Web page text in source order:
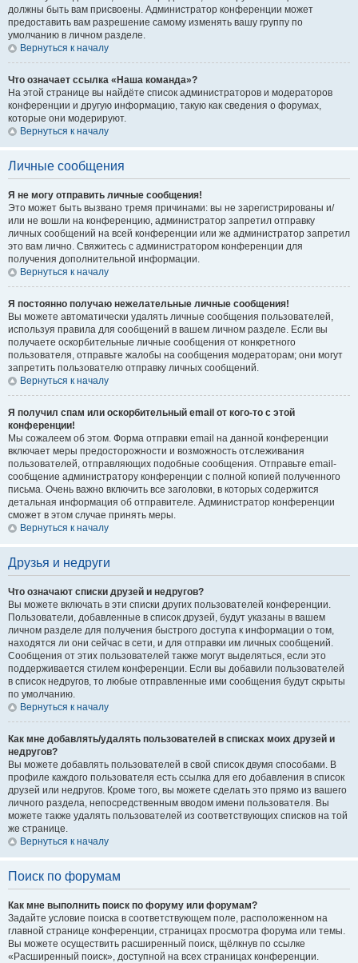
должны быть вам присвоены. Администратор конференции может
предоставить вам разрешение самому изменять вашу группу по
умолчанию в личном разделе.
Вернуться к началу
Что означает ссылка «Наша команда»?
На этой странице вы найдёте список администраторов и модераторов
конференции и другую информацию, такую как сведения о форумах,
которые они модерируют.
Вернуться к началу
Личные сообщения
Я не могу отправить личные сообщения!
Это может быть вызвано тремя причинами: вы не зарегистрированы и/
или не вошли на конференцию, администратор запретил отправку
личных сообщений на всей конференции или же администратор запретил
это вам лично. Свяжитесь с администратором конференции для
получения дополнительной информации.
Вернуться к началу
Я постоянно получаю нежелательные личные сообщения!
Вы можете автоматически удалять личные сообщения пользователей,
используя правила для сообщений в вашем личном разделе. Если вы
получаете оскорбительные личные сообщения от конкретного
пользователя, отправьте жалобы на сообщения модераторам; они могут
запретить пользователю отправку личных сообщений.
Вернуться к началу
Я получил спам или оскорбительный email от кого-то с этой
конференции!
Мы сожалеем об этом. Форма отправки email на данной конференции
включает меры предосторожности и возможность отслеживания
пользователей, отправляющих подобные сообщения. Отправьте email-
сообщение администратору конференции с полной копией полученного
письма. Очень важно включить все заголовки, в которых содержится
детальная информация об отправителе. Администратор конференции
сможет в этом случае принять меры.
Вернуться к началу
Друзья и недруги
Что означают списки друзей и недругов?
Вы можете включать в эти списки других пользователей конференции.
Пользователи, добавленные в список друзей, будут указаны в вашем
личном разделе для получения быстрого доступа к информации о том,
находятся ли они сейчас в сети, и для отправки им личных сообщений.
Сообщения от этих пользователей также могут выделяться, если это
поддерживается стилем конференции. Если вы добавили пользователей
в список недругов, то любые отправленные ими сообщения будут скрыты
по умолчанию.
Вернуться к началу
Как мне добавлять/удалять пользователей в списках моих друзей и
недругов?
Вы можете добавлять пользователей в свой список двумя способами. В
профиле каждого пользователя есть ссылка для его добавления в список
друзей или недругов. Кроме того, вы можете сделать это прямо из вашего
личного раздела, непосредственным вводом имени пользователя. Вы
можете также удалять пользователей из соответствующих списков на той
же странице.
Вернуться к началу
Поиск по форумам
Как мне выполнить поиск по форуму или форумам?
Задайте условие поиска в соответствующем поле, расположенном на
главной странице конференции, страницах просмотра форума или темы.
Вы можете осуществить расширенный поиск, щёлкнув по ссылке
«Расширенный поиск», доступной на всех страницах конференции.